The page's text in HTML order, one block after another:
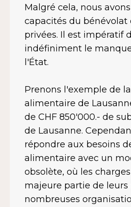
Malgré cela, nous
capacités du
privées. Il est impératif
indéfiniment le
l'État.
Prenons l'exemple de
alimentaire de
de CHF 850'000.- de
de Lausanne.
répondre aux besoins
alimentaire avec un
obsolète, où les
majeure partie de leurs
nombreuses